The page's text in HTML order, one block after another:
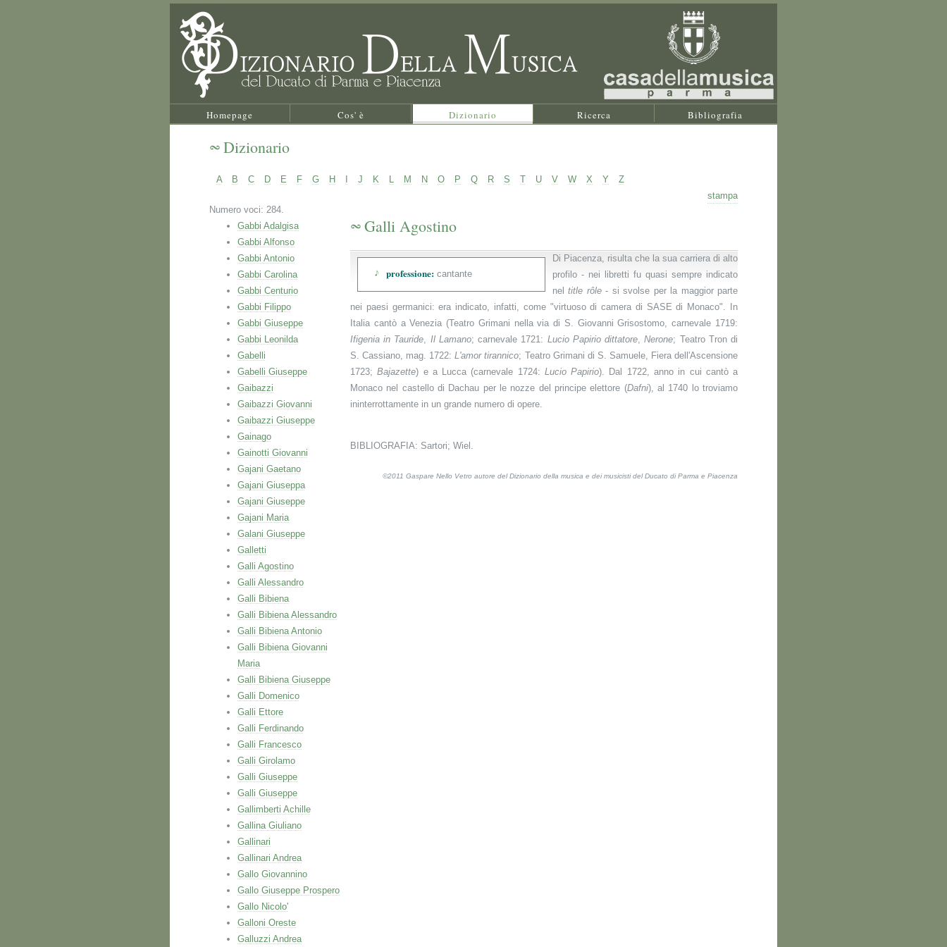
Homepage Cos' è Dizionario Ricerca Bibliografia
Dizionario
A B C D E F G H J K L M N O P Q R S T U V W X Y
Z
stampa
Numero voci: 284.
Gabbi Adalgisa
Gabbi Alfonso
Gabbi Antonio
Gabbi Carolina
Gabbi Centurio
Gabbi Filippo
Gabbi Giuseppe
Gabbi Leonilda
Gabelli
Gabelli Giuseppe
Gaibazzi
Gaibazzi Giovanni
Gaibazzi Giuseppe
Gainago
Gainotti Giovanni
Gajani Gaetano
Gajani Giuseppa
Gajani Giuseppe
Gajani Maria
Galani Giuseppe
Galletti
Galli Agostino
Galli Alessandro
Galli Bibiena
Galli Bibiena Alessandro
Galli Bibiena Antonio
Galli Bibiena Giovanni
Maria
Galli Bibiena Giuseppe
Galli Domenico
Galli Ettore
Galli Ferdinando
Galli Francesco
Galli Girolamo
Galli Giuseppe
Galli Giuseppe
Gallimberti Achille
Gallina Giuliano
Gallinari
Gallinari Andrea
Gallo Giovannino
Gallo Giuseppe Prospero
Gallo Nicolo'
Galloni Oreste
Galluzzi Andrea
Galli Agostino
professione: cantante
Di Piacenza, risulta che la sua carriera di alto
profilo - nei libretti fu quasi sempre indicato
neltitle rôle- si svolse per la maggior parte
nei paesi germanici: era indicato, infatti, come "virtuoso di camera di SASE di Monaco". In
Italia cantò a Venezia (Teatro Grimani nella via di S. Giovanni Grisostomo, carnevale 1719:
Ifigenia in Tauride, Il Lamano; carnevale 1721: Lucio Papirio dittatore,Nerone; Teatro Tron di
S. Cassiano, mag. 1722:L'amor tirannico; Teatro Grimani di S. Samuele, Fiera dell'Ascensione
1723;Bajazette) e a Lucca (carnevale 1724: Lucio Papirio). Dal 1722, anno in cui cantò a
Monaco nel castello di Dachau per le nozze del principe elettore (Dafni), al 1740 lo troviamo
ininterrottamente in un grande numero di opere.
BIBLIOGRAFIA: Sartori; Wiel.
©2011 Gaspare Nello Vetro autore del Dizionario della musica e dei musicisti del Ducato di Parma e Piacenza